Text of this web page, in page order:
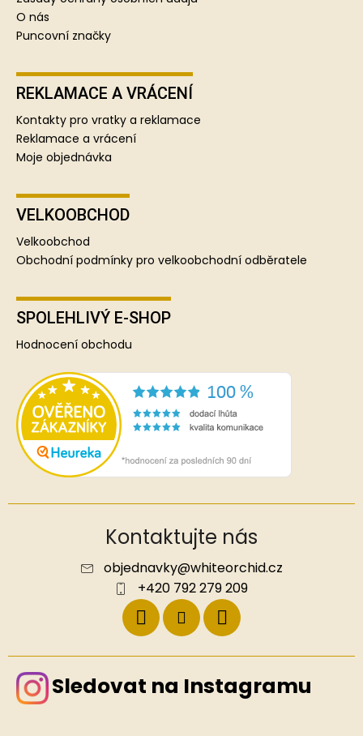
O nás
Puncovní značky
REKLAMACE A VRÁCENÍ
Kontakty pro vratky a reklamace
Reklamace a vrácení
Moje objednávka
VELKOOBCHOD
Velkoobchod
Obchodní podmínky pro velkoobchodní odběratele
SPOLEHLIVÝ E-SHOP
Hodnocení obchodu
Kontaktujte nás
objednavky@whiteorchid.cz
+420 792 279 209
Sledovat na Instagramu